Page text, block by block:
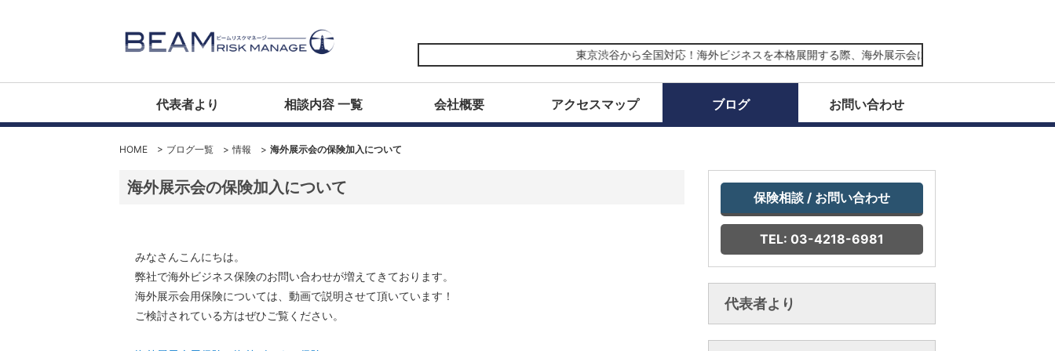
東京渋谷から全国対応！海外ビジネスを本格展開する際、海外展示会に出展する際の専門的な損害
代表者より 相談内容 一覧 会社概要 アクセスマップ ブログ お問い合わせ
HOME > ブログ一覧 > 情報 > 海外展示会の保険加入について
海外展示会の保険加入について
みなさんこんにちは。
弊社で海外ビジネス保険のお問い合わせが増えてきております。
海外展示会用保険については、動画で説明させて頂いています！
ご検討されている方はぜひご覧ください。
保険相談 / お問い合わせ
TEL: 03-4218-6981
代表者より